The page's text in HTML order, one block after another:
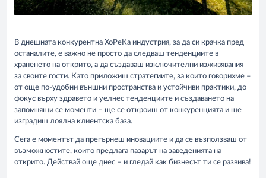
В днешната конкурентна ХоРеКа индустрия, за да си крачка пред
останалите, е важно не просто да следваш тенденциите в
храненето на открито, а да създаваш изключителни изживявания
за своите гости. Като приложиш стратегиите, за които говорихме –
от още по-удобни външни пространства и устойчиви практики, до
фокус върху здравето и уелнес тенденциите и създаването на
запомнящи се моменти – ще се откроиш от конкуренцията и ще
изградиш лоялна клиентска база.
Сега е моментът да прегърнеш иновациите и да се възползваш от
възможностите, които предлага пазарът на заведенията на
открито. Действай още днес – и гледай как бизнесът ти се развива!